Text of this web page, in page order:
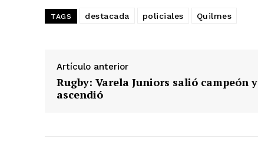
TAGS destacada policiales Quilmes
Artículo anterior
Rugby: Varela Juniors salió campeón y
ascendió